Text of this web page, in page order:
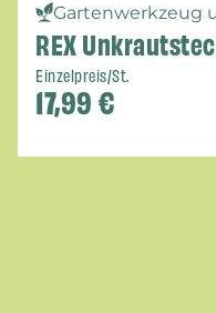
Gartenwerkzeug
REX
Einzelpreis/St.
17,99€